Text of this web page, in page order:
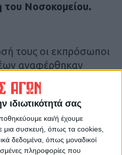
ιδιωτικότητά σας
και/ή έχουμε
συσκευή, όπως τα cookies,
δεδομένα, όπως μοναδικοί
πληροφορίες που
του Νοσοκομείου.
τους οι εκπρόσωποι
αναφέρθηκαν
που ταλαιπωρούν
αλλά και στις
τόσο του δημόσιου
όσο και των
υποδομών της